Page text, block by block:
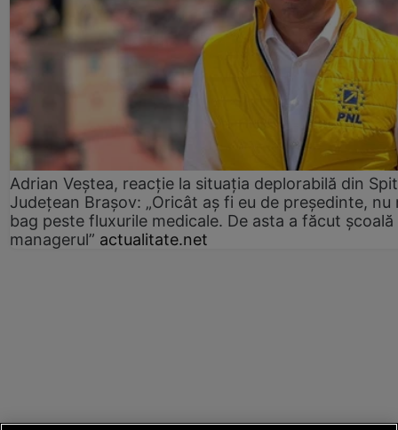
Adrian Veștea, reacție la situația deplorabilă din
Județean Brașov: „Oricât aș fi eu de președinte, nu
bag peste fluxurile medicale. De asta a făcut școală
managerul” actualitate.net